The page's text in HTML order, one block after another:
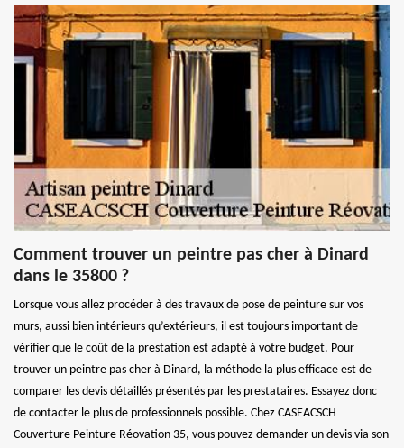
Comment trouver un peintre pas cher à Dinard
dans le 35800 ?
Lorsque vous allez procéder à des travaux de pose de peinture sur vos
murs, aussi bien intérieurs qu’extérieurs, il est toujours important de
vérifier que le coût de la prestation est adapté à votre budget. Pour
trouver un peintre pas cher à Dinard, la méthode la plus efficace est de
comparer les devis détaillés présentés par les prestataires. Essayez donc
de contacter le plus de professionnels possible. Chez CASEACSCH
Couverture Peinture Réovation 35, vous pouvez demander un devis via son